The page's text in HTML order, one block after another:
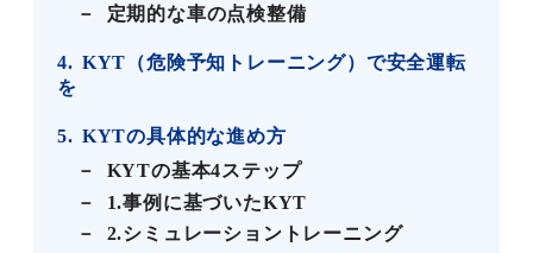
定期的な車の点検整備
4
KYT（危険予知トレーニング）で安全運転
を
5
KYTの具体的な進め方
KYTの基本4ステップ
1.事例に基づいたKYT
2.シミュレーショントレーニング